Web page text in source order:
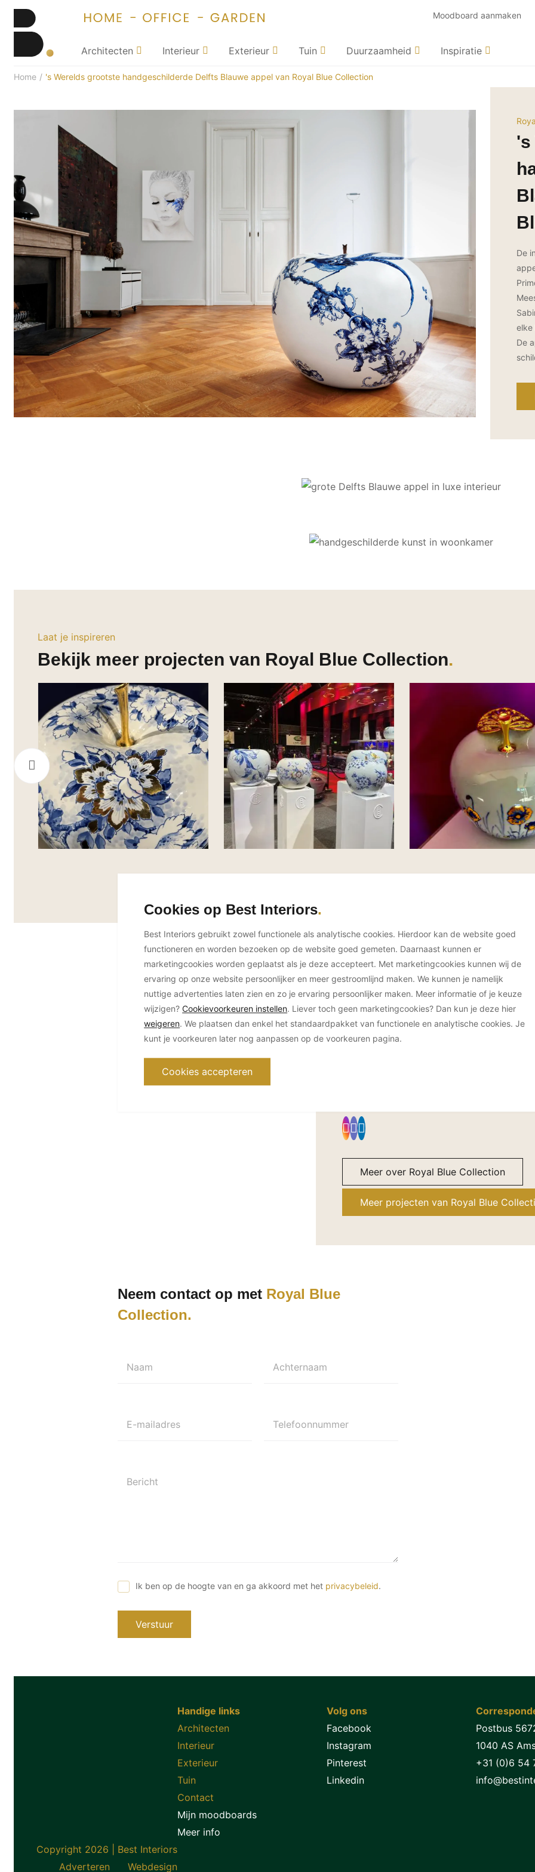
Moodboard aanmaken
Architecten Interieur Exterieur Tuin Duurzaamheid Inspiratie
Home / 's Werelds grootste handgeschilderde Delfts Blauwe appel van Royal Blue Collection
's
De
elke
De
Laat je inspireren
Bekijk meer projecten van Royal Blue Collection
Contactgegevens Royal
Adresgegevens
Meer over Royal Blue Collection
Meer projecten van Royal Blue
Neem contact op met Royal Blue
Collection
Naam Achternaam
E-mailadres Telefoonnummer
Bericht
Ik ben op de hoogte van en ga akkoord met het privacybeleid.
Verstuur
Handige links
Architecten
Interieur
Exterieur
Tuin
Contact
Mijn moodboards
Meer info
Volg ons
Facebook
Instagram
Pinterest
Linkedin
Postbus
1040 AS
+31 (0)6 54
Copyright 2026 | Best Interiors
Adverteren
Webdesign
Cookies op Best Interiors
Best Interiors gebruikt zowel functionele als analytische cookies. Hierdoor kan de website goed
functioneren en worden bezoeken op de website goed gemeten. Daarnaast kunnen er
marketingcookies worden geplaatst als je deze accepteert. Met marketingcookies kunnen wij de
ervaring op onze website persoonlijker en meer gestroomlijnd maken. We kunnen je namelijk
nuttige advertenties laten zien en zo je ervaring persoonlijker maken. Meer informatie of je keuze
wijzigen?Cookievoorkeuren instellen. Liever toch geen marketingcookies? Dan kun je deze hier
weigeren. We plaatsen dan enkel het standaardpakket van functionele en analytische cookies. Je
kunt je voorkeuren later nog aanpassen op de voorkeuren pagina.
Cookies accepteren